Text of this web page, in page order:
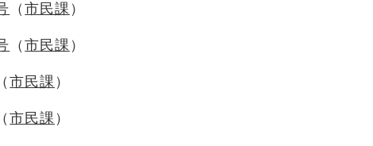
市民課
市民課
市民課
市民課